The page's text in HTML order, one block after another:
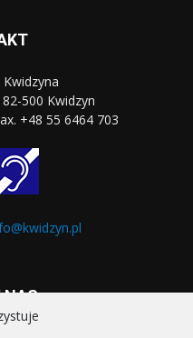
500 Kwidzyn
+48 55 6464 703
NAS: